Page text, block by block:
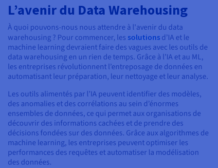
L’avenir du Data Warehousing
À quoi pouvons-nous nous attendre à l'avenir du data
warehousing ? Pour commencer, les solutions d’IA et le
machine learning devraient faire des vagues avec les outils de
data warehousing en un rien de temps. Grâce à l’IA et au ML,
les entreprises révolutionnent l’entreposage de données en
automatisant leur préparation, leur nettoyage et leur analyse.
Les outils alimentés par l’IA peuvent identifier des modèles,
des anomalies et des corrélations au sein d’énormes
ensembles de données, ce qui permet aux organisations de
découvrir des informations cachées et de prendre des
décisions fondées sur des données. Grâce aux algorithmes de
machine learning, les entreprises peuvent optimiser les
performances des requêtes et automatiser la modélisation
des données.